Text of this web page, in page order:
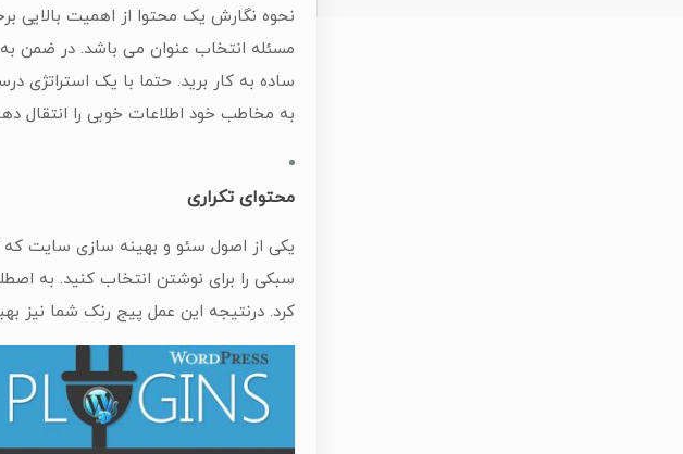
نحوه نگارش یک محتوا از اهمیت بالایی
مسئله انتخاب عنوان می باشد. در ضمن
ساده به کار برید. حتما با یک استراتژی
به مخاطب خود اطلاعات خوبی را انتقال
محتوای تکراری
یکی از اصول سئو و بهینه سازی سایت
سبکی را برای نوشتن انتخاب کنید. به
کرد. درنتیجه این عمل پیج رنک شما نیز